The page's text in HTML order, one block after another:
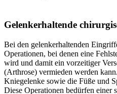
Gelenkerhaltende
Bei den gelenkerhaltenden
Operationen, bei denen eine
wird und damit ein vorzeitiger
(Arthrose) vermieden werden
Kniegelenke sowie die Füße und
Diese Operationen bedürfen einer